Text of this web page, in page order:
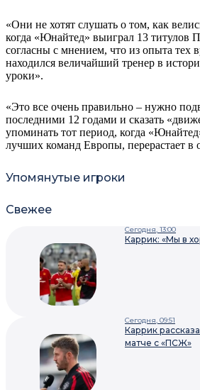
«Они не хотят слушать о том, как
когда «Юнайтед» выиграл 13 титулов
согласны с мнением, что из опыта тех
находился величайший тренер в
уроки».
«Это все очень правильно – нужно
последними 12 годами и сказать
упоминать тот период, когда
лучших команд Европы, перерастает в
Упомянутые игроки
Свежее
Сегодня, 13:00
Каррик: «Мы в
Сегодня, 09:51
Каррик
матче с «ПСЖ»